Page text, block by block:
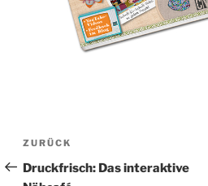
Beitragsnavigation
Vorheriger
Beitrag
ZURÜCK
Druckfrisch: Das interaktive